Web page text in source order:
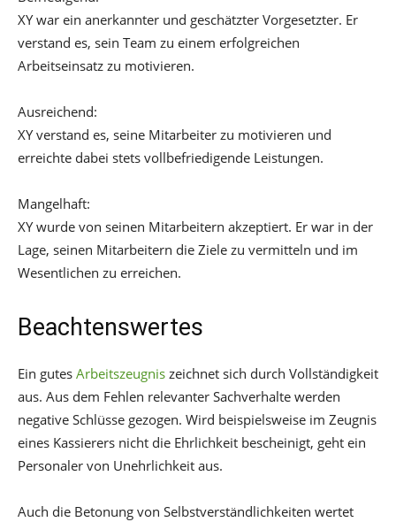
XY war ein anerkannter und geschätzter Vorgesetzter. Er
verstand es, sein Team zu einem erfolgreichen
Arbeitseinsatz zu motivieren.
Ausreichend:
XY verstand es, seine Mitarbeiter zu motivieren und
erreichte dabei stets vollbefriedigende Leistungen.
Mangelhaft:
XY wurde von seinen Mitarbeitern akzeptiert. Er war in der
Lage, seinen Mitarbeitern die Ziele zu vermitteln und im
Wesentlichen zu erreichen.
Beachtenswertes
Ein gutes Arbeitszeugnis zeichnet sich durch Vollständigkeit
aus. Aus dem Fehlen relevanter Sachverhalte werden
negative Schlüsse gezogen. Wird beispielsweise im Zeugnis
eines Kassierers nicht die Ehrlichkeit bescheinigt, geht ein
Personaler von Unehrlichkeit aus.
Auch die Betonung von Selbstverständlichkeiten wertet